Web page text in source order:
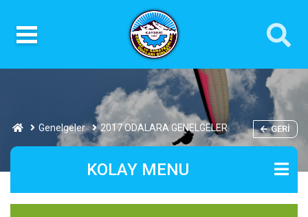
Genelgeler 2017 ODALARA GENELGELER GERI
KOLAY MENU